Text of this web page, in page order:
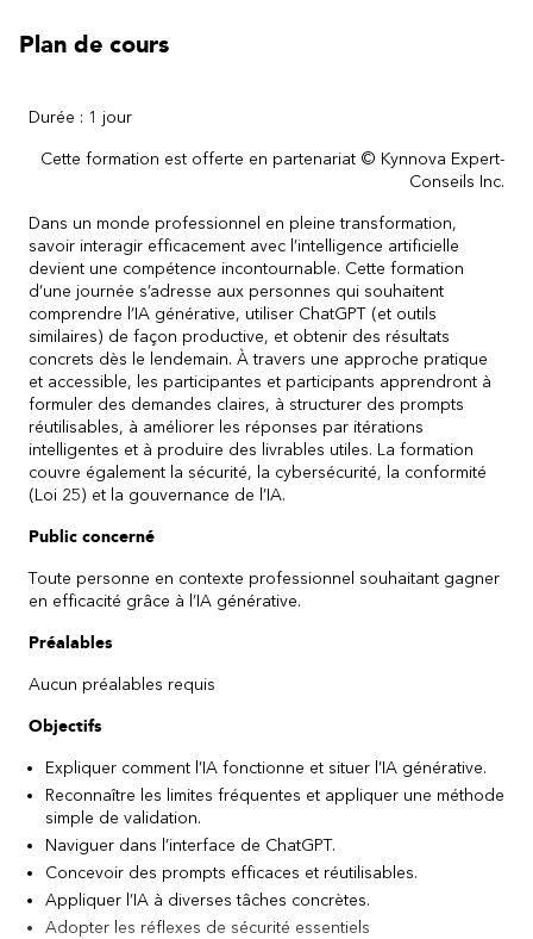
Plan de cours
Durée : 1 jour
Cette formation est offerte en partenariat © Kynnova Expert-
Conseils Inc.
Dans un monde professionnel en pleine transformation,
savoir interagir efficacement avec l’intelligence artificielle
devient une compétence incontournable. Cette formation
d’une journée s’adresse aux personnes qui souhaitent
comprendre l’IA générative, utiliser ChatGPT (et outils
similaires) de façon productive, et obtenir des résultats
concrets dès le lendemain. À travers une approche pratique
et accessible, les participantes et participants apprendront à
formuler des demandes claires, à structurer des prompts
réutilisables, à améliorer les réponses par itérations
intelligentes et à produire des livrables utiles. La formation
couvre également la sécurité, la cybersécurité, la conformité
(Loi 25) et la gouvernance de l’IA.
Public concerné
Toute personne en contexte professionnel souhaitant gagner
en efficacité grâce à l’IA générative.
Préalables
Aucun préalables requis
Objectifs
Expliquer comment l’IA fonctionne et situer l’IA générative.
Reconnaître les limites fréquentes et appliquer une méthode
simple de validation.
Naviguer dans l’interface de ChatGPT.
Concevoir des prompts efficaces et réutilisables.
Appliquer l’IA à diverses tâches concrètes.
Adopter les réflexes de sécurité essentiels